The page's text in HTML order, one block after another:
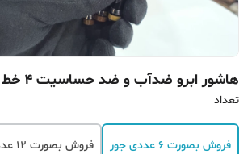
هاشور ابرو ضدآب و ضد حساسیت 4 خط
تعداد
فروش بصورت 6 عددی جور فروش بصورت 12 عددی جور